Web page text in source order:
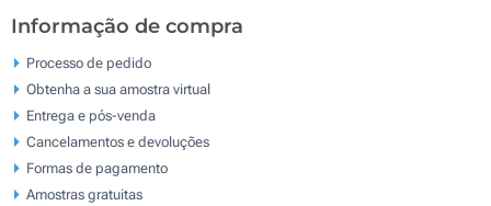
Informação de compra
Processo de pedido
Obtenha a sua amostra virtual
Entrega e pós-venda
Cancelamentos e devoluções
Formas de pagamento
Amostras gratuitas